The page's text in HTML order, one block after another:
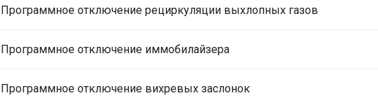
Программное отключение рециркуляции выхлопных газов
Программное отключение иммобилайзера
Программное отключение вихревых заслонок